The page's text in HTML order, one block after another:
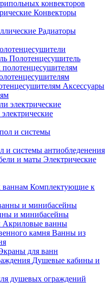
конвекторов
Конвекторы
Радиаторы
Полотенцесушитель
Аксессуары
и системы антиобледенения
Электрические
Комплектующие к
и минибасейны
Акриловые ванны
Ванны из
для ванн
Душевые кабины и